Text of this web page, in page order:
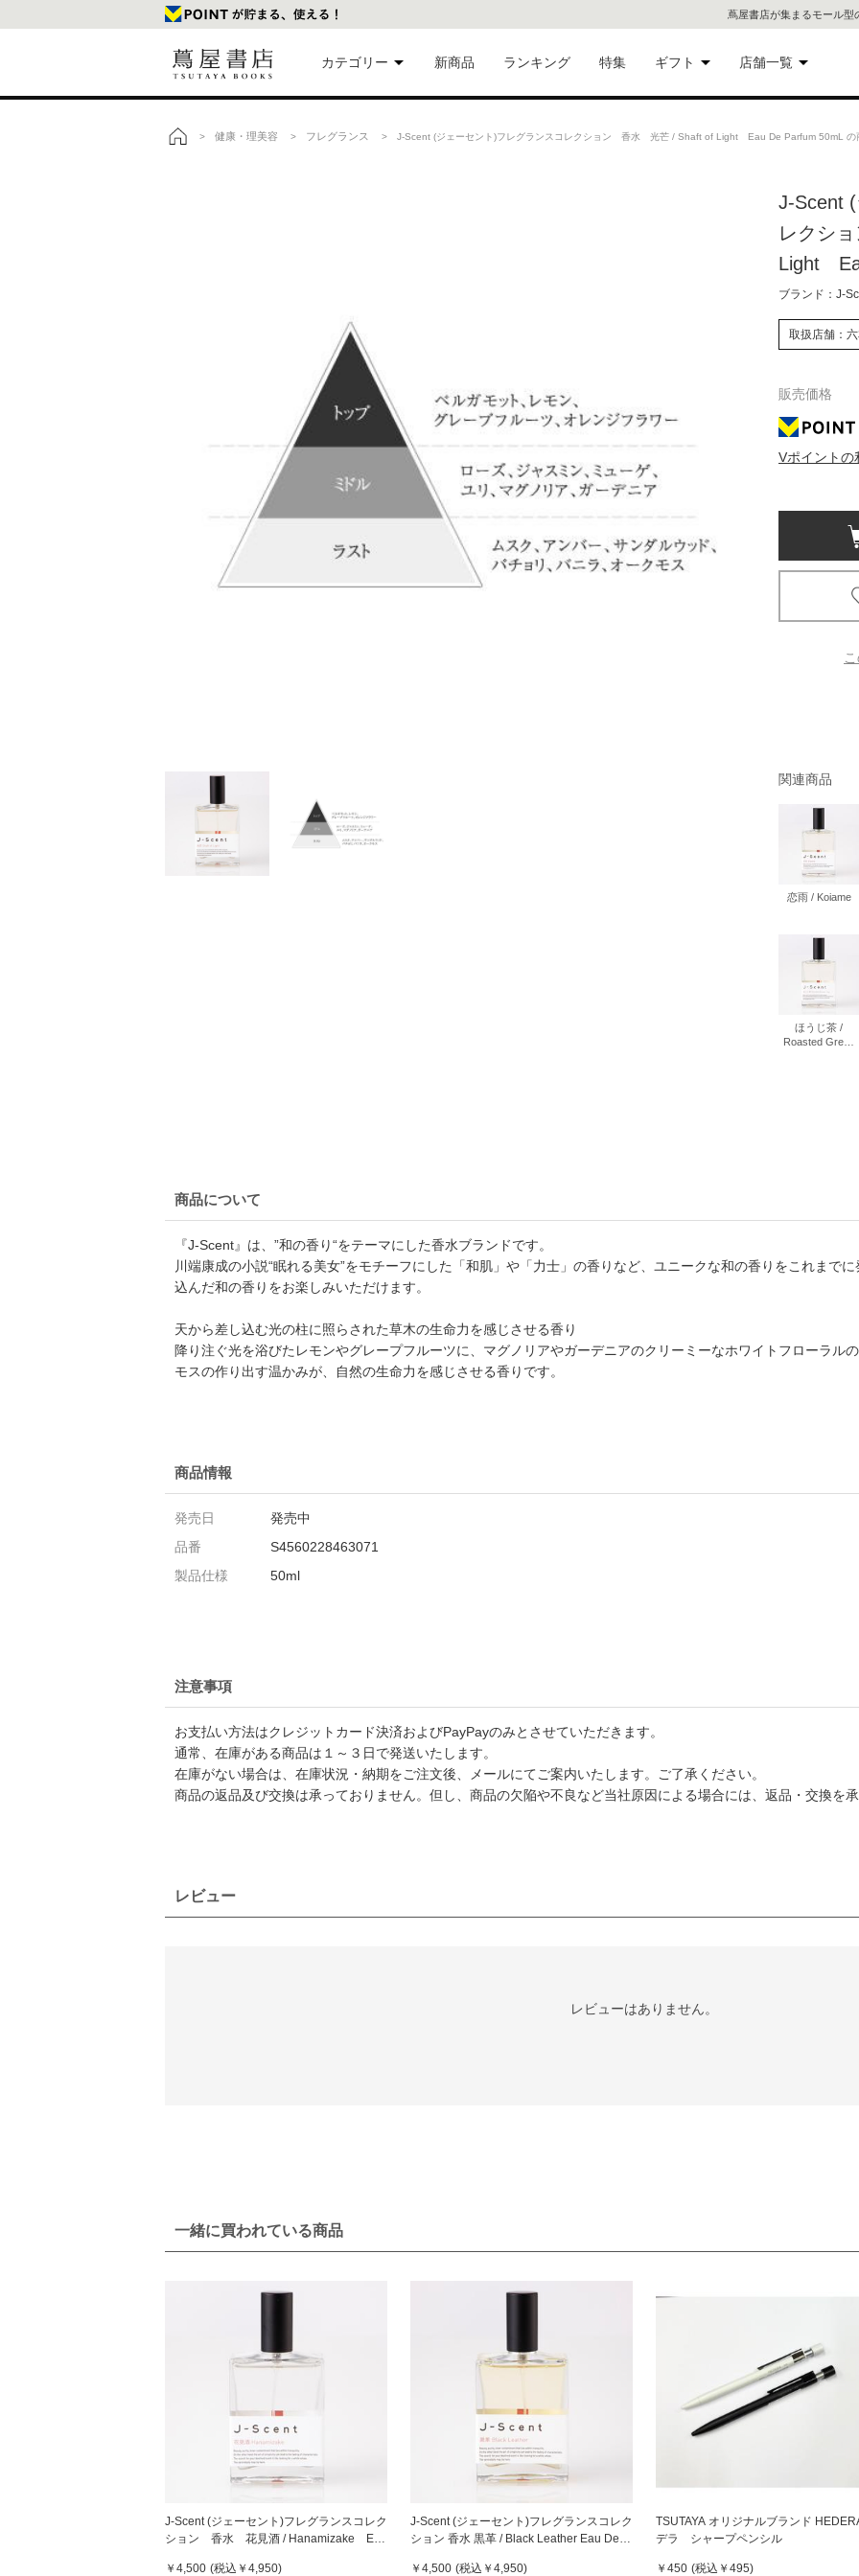
蔦屋書店が集まるモール型
カテゴリー
美術品
雑貨
家電
新商品 ランキング 特集 ギフト
ギフトにおすすめ
店舗一覧
代官
屋書
銀座
書店
屋書
書店
蔦屋
梅田
書店
書店
屋書
> 健康・理美容 > フレグランス > J-Scent (ジェーセント)フレグランスコレクション 香水 光芒 / Shaft of Light Eau De Parfum 50mL の
J-Scent
レクシ
Light
ブランド：J-
取扱店舗：
販売価格
Vポイントの
関連商品
恋雨 / Koiame
ほうじ茶 /
Roasted Green
商品について
『J-Scent』は、”和の香り“をテーマにした香水ブランドです。
川端康成の小説“眠れる美女”をモチーフにした「和肌」や「力士」の香りなど、ユニークな和の香りをこれまで
込んだ和の香りをお楽しみいただけます。
天から差し込む光の柱に照らされた草木の生命力を感じさせる香り
降り注ぐ光を浴びたレモンやグレープフルーツに、マグノリアやガーデニアのクリーミーなホワイトフローラル
モスの作り出す温かみが、自然の生命力を感じさせる香りです。
商品情報
発売日
発売中
品番
S4560228463071
製品仕様
50ml
注意事項
お支払い方法はクレジットカード決済およびPayPayのみとさせていただきます。
通常、在庫がある商品は１～３日で発送いたします。
在庫がない場合は、在庫状況・納期をご注文後、メールにてご案内いたします。ご了承ください。
商品の返品及び交換は承っておりません。但し、商品の欠陥や不良など当社原因による場合には、返品・交換を
レビュー
レビューはありません。
一緒に買われている商品
J-Scent (ジェーセント)フレグランスコレク
ション 香水 花見酒 / Hanamizake Eau
￥4,500 (税込 ￥4,950)
J-Scent (ジェーセント)フレグランスコレク
ション 香水 黒革 / Black Leather Eau De
￥4,500 (税込 ￥4,950)
TSUTAYA オリジナルブランド
デラ シャープペンシル
￥450 (税込 ￥495)